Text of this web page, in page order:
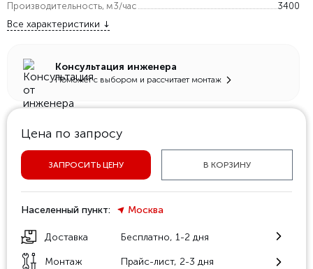
Производительность, м3/час
3400
Все характеристики
Консультация инженера
Поможет с выбором и рассчитает монтаж
Цена по запросу
ЗАПРОСИТЬ ЦЕНУ В КОРЗИНУ
Населенный пункт: Москва
Доставка Бесплатно, 1-2 дня
Монтаж Прайс-лист, 2-3 дня